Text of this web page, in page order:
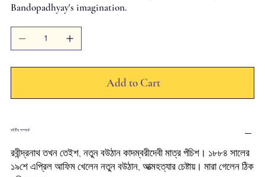
Bandopadhyay's imagination.
Add to Cart
বইটির সম্পর্কে
রবীন্দ্রনাথ তখন তেইশ, নতুন বউঠান কাদম্বরীদেবী মাত্র পঁচিশ। ১৮৮৪ সালের
১৯শে এপ্রিল আফিম খেলেন নতুন বউঠান, আত্মহত্যার চেষ্টায়। মারা গেলেন ঠিক